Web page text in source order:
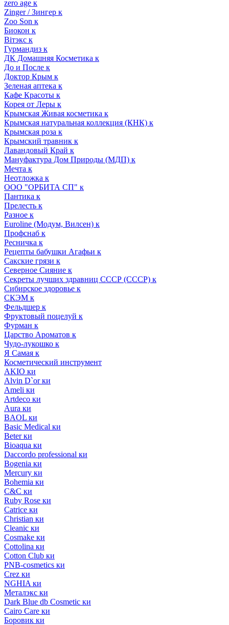
zero age к
Zinger / Зингер к
Zoo Son к
Биокон к
Вiтэкс к
Гурмандиз к
ДК Домашняя Косметика к
До и После к
Доктор Крым к
Зеленая аптека к
Кафе Красоты к
Корея от Леры к
Крымская Живая косметика к
Крымская натуральная коллекция (КНК) к
Крымская роза к
Крымский травник к
Лавандовый Край к
Мануфактура Дом Природы (МДП) к
Мечта к
Неотложка к
ООО "ОРБИТА СП" к
Пантика к
Прелесть к
Разное к
Euroline (Модум, Вилсен) к
Профснаб к
Ресничка к
Рецепты бабушки Агафьи к
Сакские грязи к
Северное Сияние к
Секреты лучших здравниц СССР (СССР) к
Сибирское здоровье к
СКЭМ к
Фельдшер к
Фруктовый поцелуй к
Фурман к
Царство Ароматов к
Чудо-лукошко к
Я Самая к
Косметический инструмент
AKIO ки
Alvin D`or ки
Ameli ки
Artdeco ки
Aura ки
BAOL ки
Basic Medical ки
Beter ки
Bioaqua ки
Daccordo professional ки
Bogenia ки
Mercury ки
Bohemia ки
C&C ки
Ruby Rose ки
Catrice ки
Christian ки
Cleanic ки
Cosmake ки
Cottolina ки
Cotton Club ки
PNB-cosmetics ки
Crez ки
NGHIA ки
Металэкс ки
Dark Blue db Cosmetic ки
Cairo Care ки
Боровик ки